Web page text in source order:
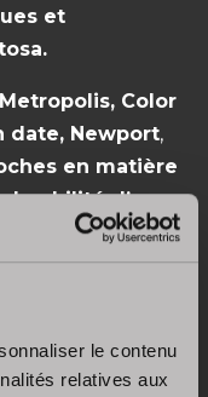
le contenu
relatives aux
et
Color
date, Newport,
en matière
d’une
le moteur
le premier